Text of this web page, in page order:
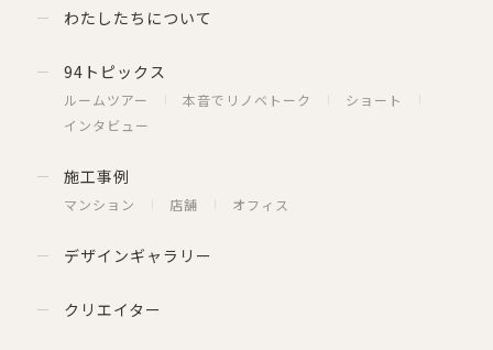
わたしたちについて
94トピックス
ルームツアー 本音でリノベトーク
ショート
インタビュー
施工事例
マンション 店舗 オフィス
デザインギャラリー
クリエイター